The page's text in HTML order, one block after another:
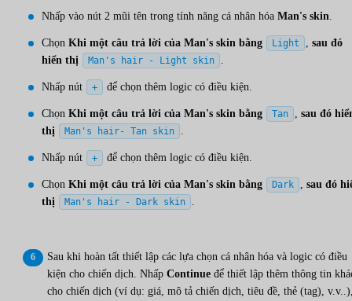
Nhấp vào nút 2 mũi tên trong tính năng cá nhân hóa Man's skin.
Chọn Khi một câu trả lời của Man's skin bằng Light , sau đó
hiển thị
Man's hair - Light skin .
Nhấp nút + để chọn thêm logic có điều kiện.
Chọn Khi một câu trả lời của Man's skin bằng Tan , sau đó
thị
Man's hair- Tan skin .
Nhấp nút + để chọn thêm logic có điều kiện.
Chọn Khi một câu trả lời của Man's skin bằng Dark , sau đó
thị
Man's hair - Dark skin .
Sau khi hoàn tất thiết lập các lựa chọn cá nhân hóa và logic có điều
kiện cho chiến dịch. Nhấp Continue để thiết lập thêm thông tin
cho chiến dịch (ví dụ: giá, mô tả chiến dịch, tiêu đề, thẻ (tag),